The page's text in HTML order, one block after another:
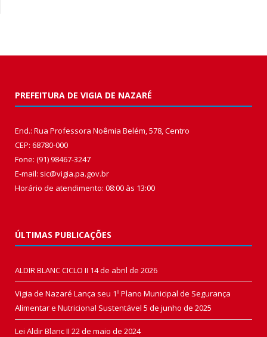
PREFEITURA DE VIGIA DE NAZARÉ
End.: Rua Professora Noêmia Belém, 578, Centro
CEP: 68780-000
Fone: (91) 98467-3247
E-mail: sic@vigia.pa.gov.br
Horário de atendimento: 08:00 às 13:00
ÚLTIMAS PUBLICAÇÕES
ALDIR BLANC CICLO II 14 de abril de 2026
Vigia de Nazaré Lança seu 1º Plano Municipal de Segurança
Alimentar e Nutricional Sustentável 5 de junho de 2025
Lei Aldir Blanc II 22 de maio de 2024